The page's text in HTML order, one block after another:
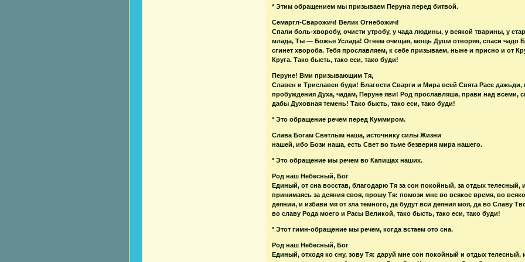
* Этим обращением мы призываем Перуна перед битвой.
Семаргл-Сварожич! Велик Огнебожич!
Спали боль-хворобу, очисти утробу, у чада людины, у всякой тварины, у
млада, Ты — Божья Услада! Огнем очищая, мощь Души отворяя, спаси чадо
сгинет хвороба. Тебя прославляем, к себе призываем, ныне и присно и от
Круга. Тако бысть, тако еси, тако буди!
Перуне! Вми призывающим Тя,
Славен и Триславен буди! Благости Сварги и Мира всей Свята Расе дажьди,
пробуждения Духа, чадам, Перуне яви! Род прославляша, прави над всеми,
дабы Духовная темень! Тако бысть, тако еси, тако буди!
* Это обращение речем перед Куммиром.
Слава Богам Светлым наша, источнику силы Жизни
нашей, ибо Бози наша, есть Свет во тьме безверия мира нашего.
* Это обращение мы речем во Капищах наших.
Род наш Небесный, Бог
Единый, от сна восстав, благодарю Тя за сон покойный, за отдых телесный,
принимаясь за деяния своя, прошу Тя: помози мне во всякое время, во
деянии, и избави мя от зла темного, да будут вси деяния моя, да во Славу
во славу Рода моего и Расы Великой, тако бысть, тако еси, тако буди!
* Этот гимн-обращение мы речем, когда встаем ото сна.
Род наш Небесный, Бог
Единый, отходя ко сну, зову Тя: даруй мне сон покойный и отдых телесный,